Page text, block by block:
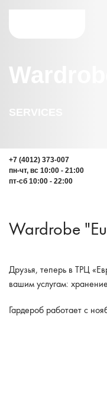
SERVICES
+7 (4012) 373-007
пн-чт, вс 10:00 - 21:00
пт-сб 10:00 - 22:00
Wardrobe
Друзья, теперь в ТРЦ
вашим услугам:
Гардероб работает с